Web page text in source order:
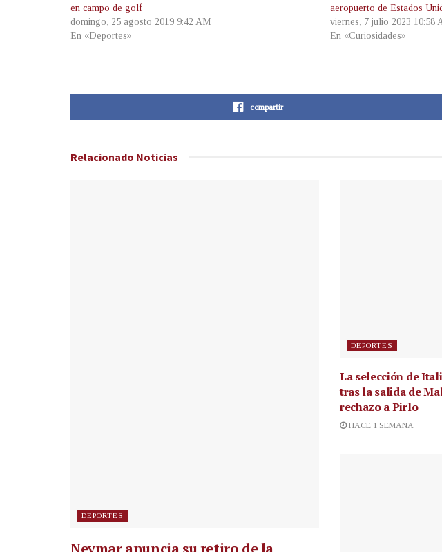
en campo de golf
domingo, 25 agosto 2019 9:42 AM
En «Deportes»
aeropuerto de Estados
viernes, 7 julio 2023 10:58
En «Curiosidades»
compartir
Relacionado Noticias
DEPORTES
DEPORTES
La selección de
tras la salida de
rechazo a Pirlo
HACE 1 SEMANA